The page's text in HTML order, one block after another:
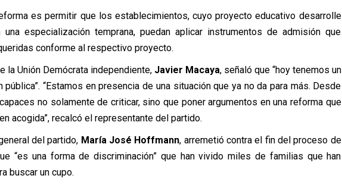
es permitir que los establecimientos, cuyo proyecto educativo desarrolle
una especialización temprana, puedan aplicar instrumentos de admisión que
conforme al respectivo proyecto.
la Unión Demócrata independiente, Javier Macaya, señaló que “hoy tenemos un
“Estamos en presencia de una situación que ya no da para más. Desde
no solamente de criticar, sino que poner argumentos en una reforma que
acogida”, recalcó el representante del partido.
del partido, María José Hoffmann, arremetió contra el fin del proceso de
“es una forma de discriminación” que han vivido miles de familias que han
buscar un cupo.